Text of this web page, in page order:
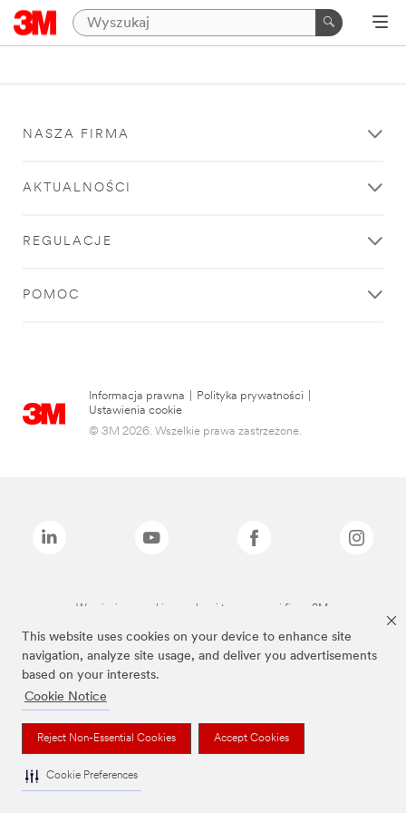
This website uses cookies on your device to enhance site
navigation, analyze site usage, and deliver you advertisements
based on your interests.
Cookie Notice
Reject Non-Essential Cookies Accept Cookies
Cookie Preferences
NASZA FIRMA
AKTUALNOŚCI
REGULACJE
POMOC
Informacja prawna Polityka prywatności
Ustawienia cookie
© 3M 2026. Wszelkie prawa zastrzeżone.
Wymienione marki są znakami towarowymi firmy 3M.